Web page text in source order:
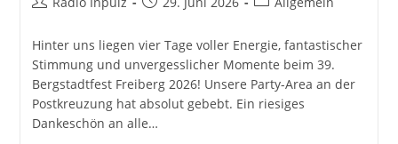
Hinter uns liegen vier Tage voller Energie, fantastischer
Stimmung und unvergesslicher Momente beim 39.
Bergstadtfest Freiberg 2026! Unsere Party-Area an der
Postkreuzung hat absolut gebebt. Ein riesiges
Dankeschön an alle…